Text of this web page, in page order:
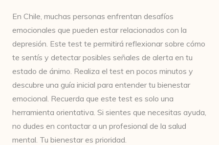
En Chile, muchas personas enfrentan desafíos
emocionales que pueden estar relacionados con la
depresión. Este test te permitirá reflexionar sobre cómo
te sentís y detectar posibles señales de alerta en tu
estado de ánimo. Realiza el test en pocos minutos y
descubre una guía inicial para entender tu bienestar
emocional. Recuerda que este test es solo una
herramienta orientativa. Si sientes que necesitas ayuda,
no dudes en contactar a un profesional de la salud
mental. Tu bienestar es prioridad.